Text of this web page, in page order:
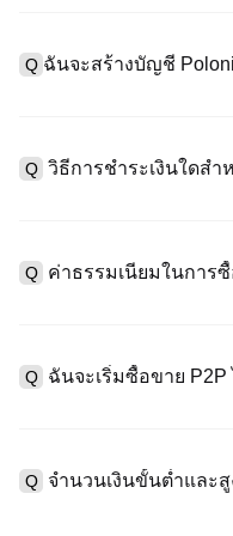
Q ฉันจะสร้างบัญชี
"ความปลอดภัย" อัปโหลด
Q วิธีการชำระเงินใดสำ
ซื้อขาย OTC สำหรับธุรกรร
Q ค่าธรรมเนียมในการซื้
การซื้อขายแบบสปอตมาตรฐ
Q ฉันจะเริ่มซื้อขาย
กับวิธีการชำระเงินและเวล
Q จำนวนเงินขั้นต่ำและ